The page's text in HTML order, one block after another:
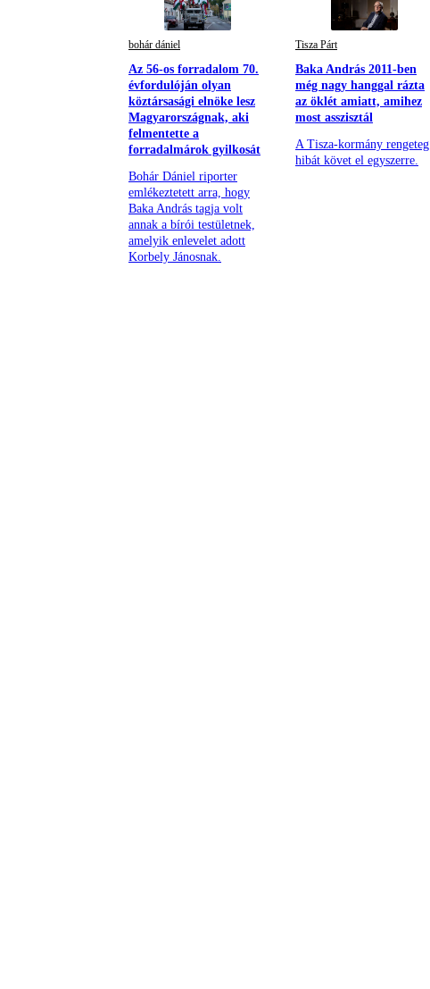
bohár dániel
Az 56-os forradalom 70.
évfordulóján olyan
köztársasági elnöke lesz
Magyarországnak, aki
felmentette a
forradalmárok gyilkosát
Bohár Dániel riporter
emlékeztetett arra, hogy
Baka András tagja volt
annak a bírói testületnek,
amelyik enlevelet adott
Korbely Jánosnak.
Tisza Párt
Baka András 2011-ben
még nagy hanggal rázta
az öklét amiatt, amihez
most asszisztál
A Tisza-kormány rengeteg
hibát követ el egyszerre.